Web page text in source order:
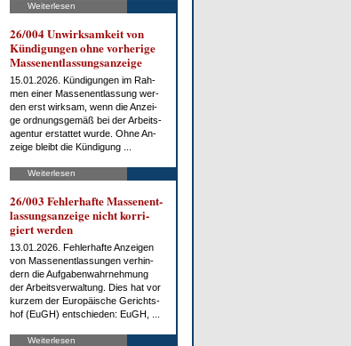
Weiterlesen
26/004 Un­wirk­sam­keit von
Kün­di­gun­gen oh­ne vor­he­ri­ge
Mas­sen­ent­las­sungs­an­zei­ge
15.01.2026. Kün­di­gun­gen im Rah­
men ei­ner Mas­sen­ent­las­sung wer­
den erst wirk­sam, wenn die An­zei­
ge ord­nungs­ge­mäß bei der Ar­beits­
agen­tur er­stat­tet wur­de. Oh­ne An­
zei­ge bleibt die Kün­di­gung ...
Weiterlesen
26/003 Feh­ler­haf­te Mas­sen­ent­
las­sungs­an­zei­ge nicht kor­ri­
giert wer­den
13.01.2026. Feh­ler­haf­te An­zei­gen
von Mas­sen­ent­las­sun­gen ver­hin­
dern die Auf­ga­ben­wahr­neh­mung
der Ar­beits­ver­wal­tung. Dies hat vor
kur­zem der Eu­ro­päi­sche Ge­richts­
hof (EuGH) ent­schie­den: EuGH, ...
Weiterlesen